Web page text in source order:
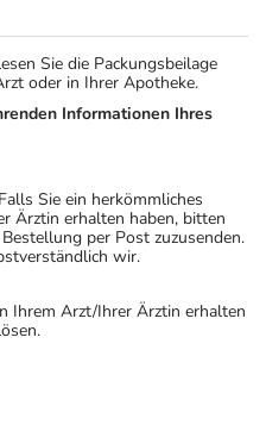
Sie die Packungsbeilage
oder in Ihrer Apotheke.
Informationen Ihres
Falls Sie ein herkömmliches
Ärztin erhalten haben, bitten
per Post zuzusenden.
wir.
Ihrem Arzt/Ihrer Ärztin erhalten